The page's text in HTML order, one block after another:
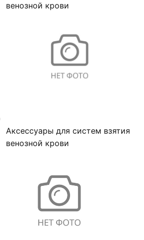
венозной крови
Аксессуары для систем взятия
венозной крови